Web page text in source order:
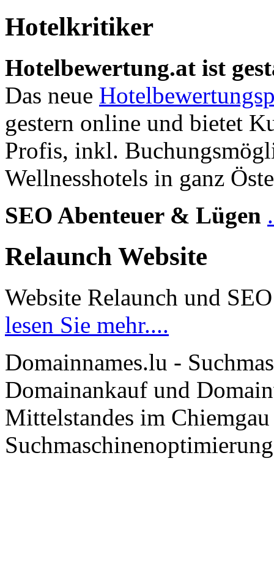
Hotelkritiker
Hotelbewertung.at ist
Das neue
gestern online und bietet
Profis, inkl.
Wellnesshotels in ganz
SEO Abenteuer & Lügen
Relaunch Website
Website Relaunch und SEO
lesen Sie mehr....
Domainnames.lu -
Domainankauf und
Mittelstandes im
Suchmaschinenoptimierung